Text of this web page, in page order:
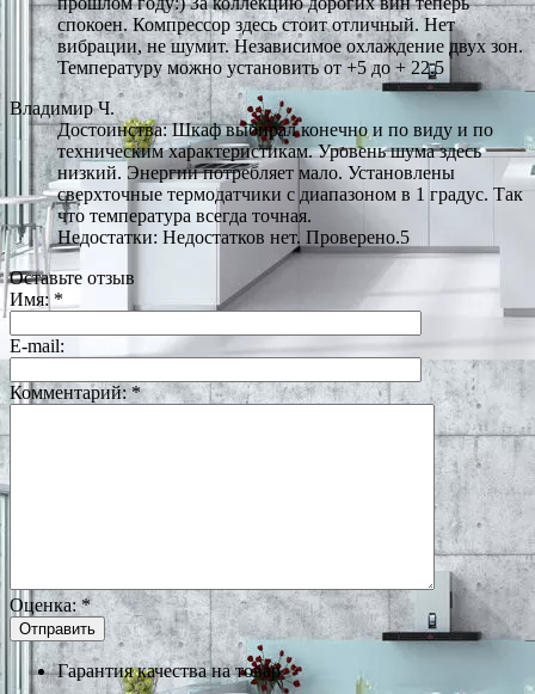
спокоен. Компрессор здесь стоит отличный. Нет
вибрации, не шумит. Независимое охлаждение двух зон.
Температуру можно установить от +5 до + 22.5
Владимир Ч.
Достоинства: Шкаф выбирал конечно и по виду и по
техническим характеристикам. Уровень шума здесь
низкий. Энергии потребляет мало. Установлены
сверхточные термодатчики с диапазоном в 1 градус. Так
что температура всегда точная.
Недостатки: Недостатков нет. Проверено.5
Оставьте отзыв
Имя: *
E-mail:
Комментарий:*
Оценка:*
Гарантия качества на товар